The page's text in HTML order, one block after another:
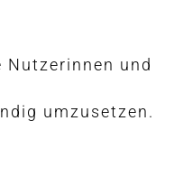
und
umzusetzen.